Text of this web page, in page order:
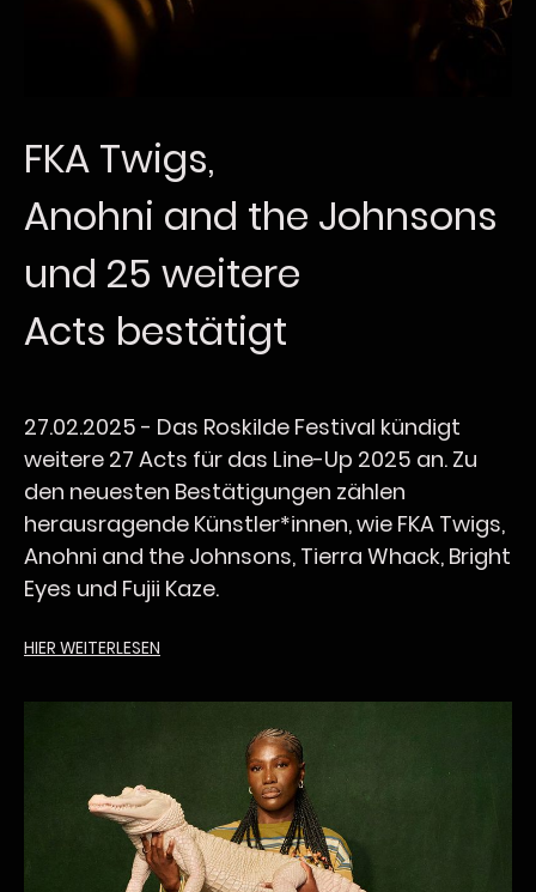
FKA Twigs,
Anohni and the Johnsons
und 25 weitere
Acts bestätigt
27.02.2025 - Das Roskilde Festival kündigt
weitere 27 Acts für das Line-Up 2025 an. Zu
den neuesten Bestätigungen zählen
herausragende Künstler*innen, wie FKA Twigs,
Anohni and the Johnsons, Tierra Whack, Bright
Eyes und Fujii Kaze.
HIER WEITERLESEN